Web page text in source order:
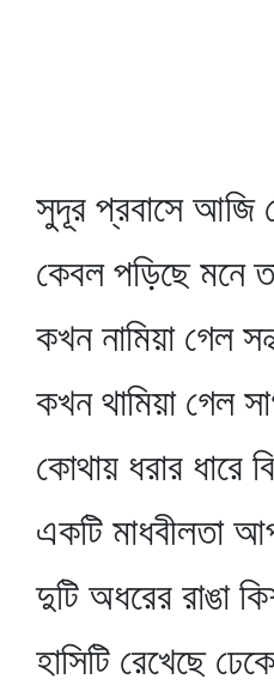
সুদূর প্রবাসে আজি
কেবল পড়িছে মনে
কখন নামিয়া গেল
কখন থামিয়া গেল
কোথায় ধরার ধারে
একটি মাধবীলতা
দুটি অধরের রাঙা
হাসিটি রেখেছে